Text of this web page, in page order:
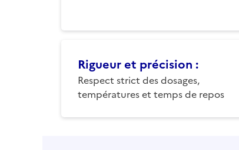
Rigueur et précision :
Respect strict des dosages,
températures et temps de repos